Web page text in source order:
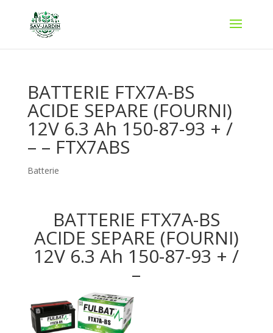
BATTERIE FTX7A-BS
ACIDE SEPARE (FOURNI)
12V 6.3 Ah 150-87-93 + /
– – FTX7ABS
Batterie
BATTERIE FTX7A-BS
ACIDE SEPARE (FOURNI)
12V 6.3 Ah 150-87-93 + /
–